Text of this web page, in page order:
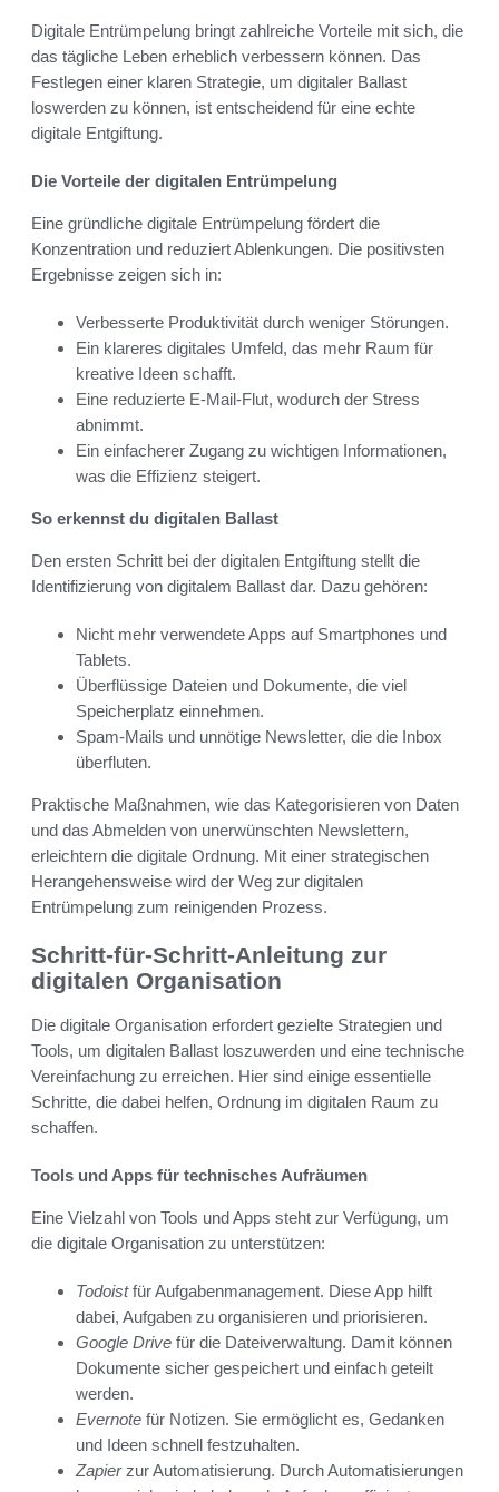
Digitale Entrümpelung bringt zahlreiche Vorteile mit sich, die
das tägliche Leben erheblich verbessern können. Das
Festlegen einer klaren Strategie, um digitaler Ballast
loswerden zu können, ist entscheidend für eine echte
digitale Entgiftung.
Die Vorteile der digitalen Entrümpelung
Eine gründliche digitale Entrümpelung fördert die
Konzentration und reduziert Ablenkungen. Die positivsten
Ergebnisse zeigen sich in:
Verbesserte Produktivität durch weniger Störungen.
Ein klareres digitales Umfeld, das mehr Raum für
kreative Ideen schafft.
Eine reduzierte E-Mail-Flut, wodurch der Stress
abnimmt.
Ein einfacherer Zugang zu wichtigen Informationen,
was die Effizienz steigert.
So erkennst du digitalen Ballast
Den ersten Schritt bei der digitalen Entgiftung stellt die
Identifizierung von digitalem Ballast dar. Dazu gehören:
Nicht mehr verwendete Apps auf Smartphones und
Tablets.
Überflüssige Dateien und Dokumente, die viel
Speicherplatz einnehmen.
Spam-Mails und unnötige Newsletter, die die Inbox
überfluten.
Praktische Maßnahmen, wie das Kategorisieren von Daten
und das Abmelden von unerwünschten Newslettern,
erleichtern die digitale Ordnung. Mit einer strategischen
Herangehensweise wird der Weg zur digitalen
Entrümpelung zum reinigenden Prozess.
Schritt-für-Schritt-Anleitung zur
digitalen Organisation
Die digitale Organisation erfordert gezielte Strategien und
Tools, um digitalen Ballast loszuwerden und eine technische
Vereinfachung zu erreichen. Hier sind einige essentielle
Schritte, die dabei helfen, Ordnung im digitalen Raum zu
schaffen.
Tools und Apps für technisches Aufräumen
Eine Vielzahl von Tools und Apps steht zur Verfügung, um
die digitale Organisation zu unterstützen:
Todoistfür Aufgabenmanagement. Diese App hilft
dabei, Aufgaben zu organisieren und priorisieren.
Google Drive für die Dateiverwaltung. Damit können
Dokumente sicher gespeichert und einfach geteilt
werden.
Evernote für Notizen. Sie ermöglicht es, Gedanken
und Ideen schnell festzuhalten.
Zapierzur Automatisierung. Durch Automatisierungen